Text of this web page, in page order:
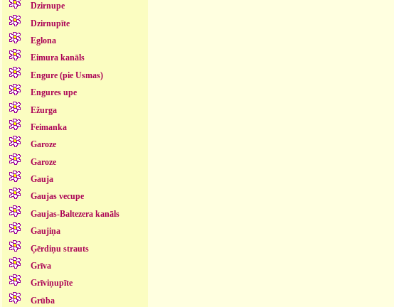
Dzirnupe
Dzirnupīte
Eglona
Eimura kanāls
Engure (pie Usmas)
Engures upe
Ežurga
Feimanka
Garoze
Garoze
Gauja
Gaujas vecupe
Gaujas-Baltezera kanāls
Gaujiņa
Ģērdiņu strauts
Grīva
Grīviņupīte
Grūba